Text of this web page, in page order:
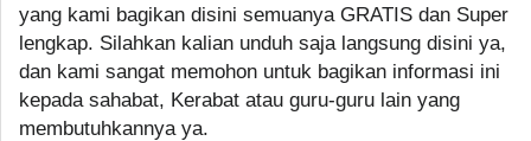
yang kami bagikan disini semuanya GRATIS dan Super
lengkap. Silahkan kalian unduh saja langsung disini ya,
dan kami sangat memohon untuk bagikan informasi ini
kepada sahabat, Kerabat atau guru-guru lain yang
membutuhkannya ya.